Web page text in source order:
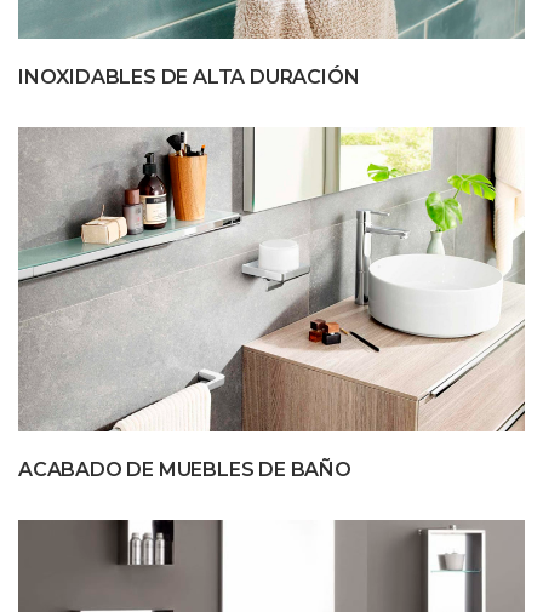
INOXIDABLES DE ALTA DURACIÓN
ACABADO DE MUEBLES DE BAÑO